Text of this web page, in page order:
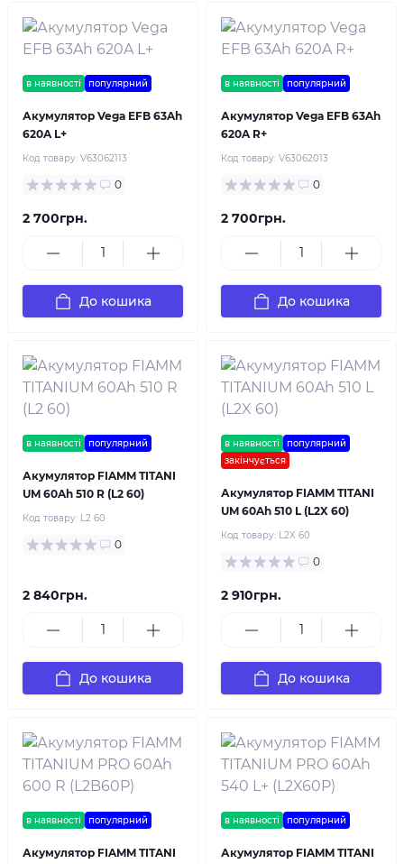
в наявності популярний
Акумулятор Vega EFB 63Ah
620A L+
Код товару: V63062113
0
2 700грн.
До кошика
в наявності популярний
Акумулятор Vega EFB 63Ah
620A R+
Код товару: V63062013
0
2 700грн.
До кошика
в наявності популярний
Акумулятор FIAMM TITANI
UM 60Ah 510 R (L2 60)
Код товару: L2 60
0
2 840грн.
До кошика
в наявності
популярний
закінчується
Акумулятор FIAMM TITANI
UM 60Ah 510 L (L2X 60)
Код товару: L2X 60
0
2 910грн.
До кошика
в наявності популярний
Акумулятор FIAMM TITANI
в наявності популярний
Акумулятор FIAMM TITANI